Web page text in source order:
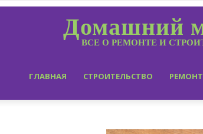
Домашний
ВСЕ О РЕМОНТЕ И
ГЛАВНАЯ СТРОИТЕЛЬСТВО